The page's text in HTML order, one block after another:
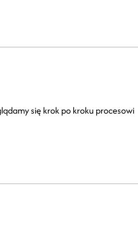
się krok po kroku procesowi